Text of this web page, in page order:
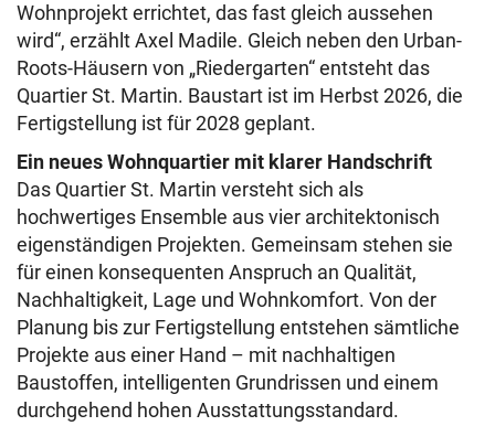
Wohnprojekt errichtet, das fast gleich aussehen
wird“, erzählt Axel Madile. Gleich neben den Urban-
Roots-Häusern von „Riedergarten“ entsteht das
Quartier St. Martin. Baustart ist im Herbst 2026, die
Fertigstellung ist für 2028 geplant.
Ein neues Wohnquartier mit klarer Handschrift
Das Quartier St. Martin versteht sich als
hochwertiges Ensemble aus vier architektonisch
eigenständigen Projekten. Gemeinsam stehen sie
für einen konsequenten Anspruch an Qualität,
Nachhaltigkeit, Lage und Wohnkomfort. Von der
Planung bis zur Fertigstellung entstehen sämtliche
Projekte aus einer Hand – mit nachhaltigen
Baustoffen, intelligenten Grundrissen und einem
durchgehend hohen Ausstattungsstandard.